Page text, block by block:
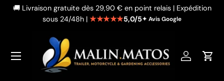
Aller au contenu
🚚 Livraison gratuite dès 29,90 € en point relais | Expédition
sous 24/48h | ★★★★★5,0/5✦ Avis Google
Se